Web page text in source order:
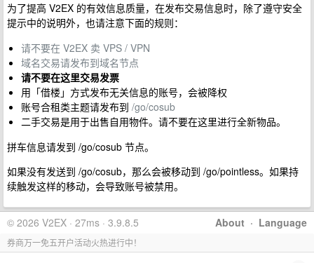
为了提高 V2EX 的有效信息质量，在发布交易信息时，除了遵守安全
提示中的说明外，也请注意下面的规则：
请不要在 V2EX 卖 VPS / VPN
域名交易请发布到域名节点
请不要在这里交易发票
用「借楼」方式发布无关信息的账号，会被降权
账号合租类主题请发布到 /go/cosub
二手交易是用于出售自用物件。请不要在这里进行全新物品。
拼车信息请发到 /go/cosub 节点。
如果没有发送到 /go/cosub，那么会被移动到 /go/pointless。如果持
续触发这样的移动，会导致账号被禁用。
About · Language
© 2026 V2EX · 27ms · 3.9.8.5
券商万一免五开户活动火热进行中！